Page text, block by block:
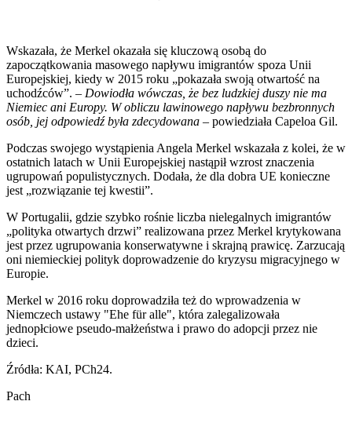
Wskazała, że Merkel okazała się kluczową osobą do
zapoczątkowania masowego napływu imigrantów spoza Unii
Europejskiej, kiedy w 2015 roku „pokazała swoją otwartość na
uchodźców”. – Dowiodła wówczas, że bez ludzkiej duszy nie ma
Niemiec ani Europy. W obliczu lawinowego napływu bezbronnych
osób, jej odpowiedź była zdecydowana – powiedziała Capeloa Gil.
Podczas swojego wystąpienia Angela Merkel wskazała z kolei, że w
ostatnich latach w Unii Europejskiej nastąpił wzrost znaczenia
ugrupowań populistycznych. Dodała, że dla dobra UE konieczne
jest „rozwiązanie tej kwestii”.
W Portugalii, gdzie szybko rośnie liczba nielegalnych imigrantów
„polityka otwartych drzwi” realizowana przez Merkel krytykowana
jest przez ugrupowania konserwatywne i skrajną prawicę. Zarzucają
oni niemieckiej polityk doprowadzenie do kryzysu migracyjnego w
Europie.
Merkel w 2016 roku doprowadziła też do wprowadzenia w
Niemczech ustawy "Ehe für alle", która zalegalizowała
jednopłciowe pseudo-małżeństwa i prawo do adopcji przez nie
dzieci.
Źródła: KAI, PCh24.
Pach